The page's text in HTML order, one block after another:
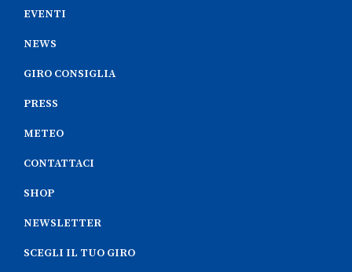
EVENTI
NEWS
GIRO CONSIGLIA
PRESS
METEO
CONTATTACI
SHOP
NEWSLETTER
SCEGLI IL TUO GIRO